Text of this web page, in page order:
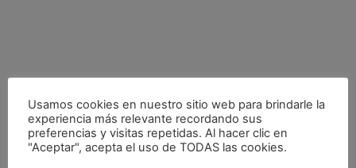
Usamos cookies en nuestro sitio web para brindarle la
experiencia más relevante recordando sus
preferencias y visitas repetidas. Al hacer clic en
"Aceptar", acepta el uso de TODAS las cookies.